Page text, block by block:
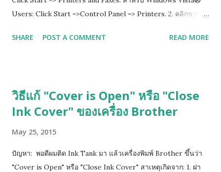
Users: Click Start =>Control Panel => Printers. 2. คลิกขวาที่
Advance แล้วติ๊กออกตรงช่อง Enable advanced printing
SHARE POST A COMMENT READ MORE
วิธีแก้ "Cover is Open" หรือ "Close
Ink Cover" ของเครื่อง Brother
May 25, 2015
ปัญหา: พอดีผมติด Ink Tank มา แล้วเครื่องพิมพ์ Brother ขึ้นว่า
"Cover is Open" หรือ "Close Ink Cover" สาเหตุเกิดจาก: 1. ฝา